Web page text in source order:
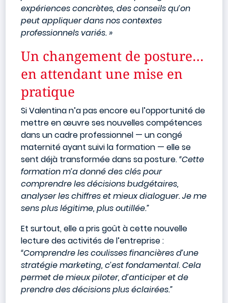
expériences concrètes, des conseils qu’on
peut appliquer dans nos contextes
professionnels variés. »
Un changement de posture…
en attendant une mise en
pratique
Si Valentina n’a pas encore eu l’opportunité de
mettre en œuvre ses nouvelles compétences
dans un cadre professionnel — un congé
maternité ayant suivi la formation — elle se
sent déjà transformée dans sa posture.“Cette
formation m’a donné des clés pour
comprendre les décisions budgétaires,
analyser les chiffres et mieux dialoguer. Je me
sens plus légitime, plus outillée.”
Et surtout, elle a pris goût à cette nouvelle
lecture des activités de l’entreprise :
“Comprendre les coulisses financières d’une
stratégie marketing, c’est fondamental. Cela
permet de mieux piloter, d’anticiper et de
prendre des décisions plus éclairées.”